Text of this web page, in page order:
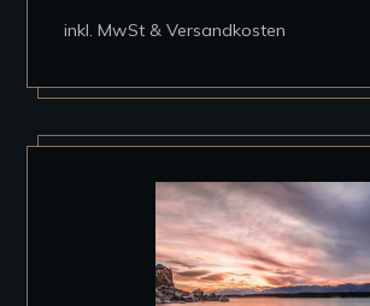
Die
auf
der
Produktseite
gewählt
werden
inkl. MwSt & Versandkosten